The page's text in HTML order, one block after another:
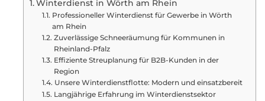
Winterdienst in Wörth am Rhein
Professioneller Winterdienst für Gewerbe in Wörth
am Rhein
Zuverlässige Schneeräumung für Kommunen in
Rheinland-Pfalz
Effiziente Streuplanung für B2B-Kunden in der
Region
Unsere Winterdienstflotte: Modern und einsatzbereit
Langjährige Erfahrung im Winterdienstsektor